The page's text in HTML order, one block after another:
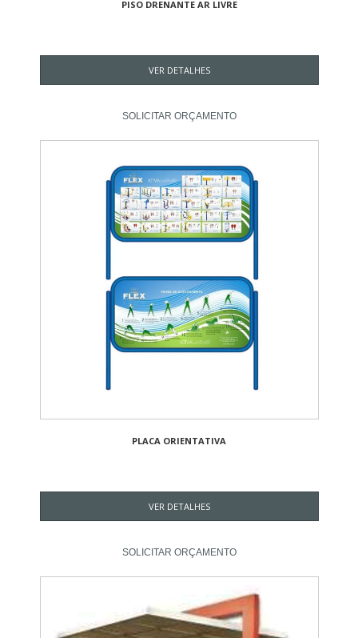
PISO DRENANTE AR LIVRE
VER DETALHES
SOLICITAR ORÇAMENTO
PLACA ORIENTATIVA
VER DETALHES
SOLICITAR ORÇAMENTO